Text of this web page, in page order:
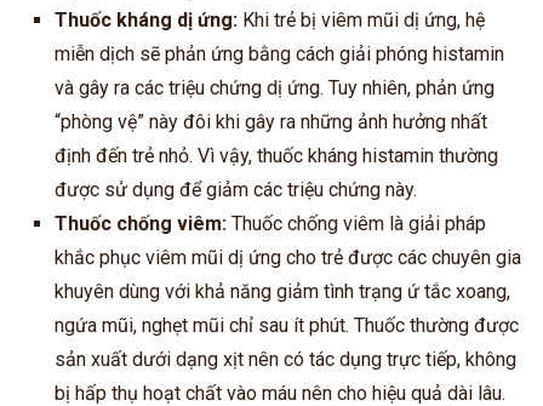
Thuốc kháng dị ứng: Khi trẻ bị viêm mũi dị ứng, hệ
miễn dịch sẽ phản ứng bằng cách giải phóng histamin
và gây ra các triệu chứng dị ứng. Tuy nhiên, phản ứng
“phòng vệ” này đôi khi gây ra những ảnh hưởng nhất
định đến trẻ nhỏ. Vì vậy, thuốc kháng histamin thường
được sử dụng để giảm các triệu chứng này.
Thuốc chống viêm: Thuốc chống viêm là giải pháp
khắc phục viêm mũi dị ứng cho trẻ được các chuyên gia
khuyên dùng với khả năng giảm tình trạng ứ tắc xoang,
ngứa mũi, nghẹt mũi chỉ sau ít phút. Thuốc thường được
sản xuất dưới dạng xịt nên có tác dụng trực tiếp, không
bị hấp thụ hoạt chất vào máu nên cho hiệu quả dài lâu.